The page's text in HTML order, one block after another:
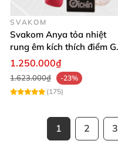
SVAKOM
Svakom Anya tỏa nhiệt
rung êm kích thích điểm G
silicon Mỹ cao cấp an toàn
1.250.000₫
1.623.000₫
-23%
(175)
1 2 3